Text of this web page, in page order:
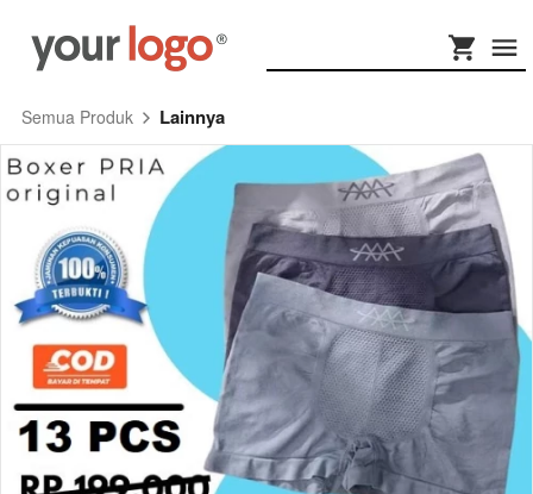
Semua Produk Lainnya